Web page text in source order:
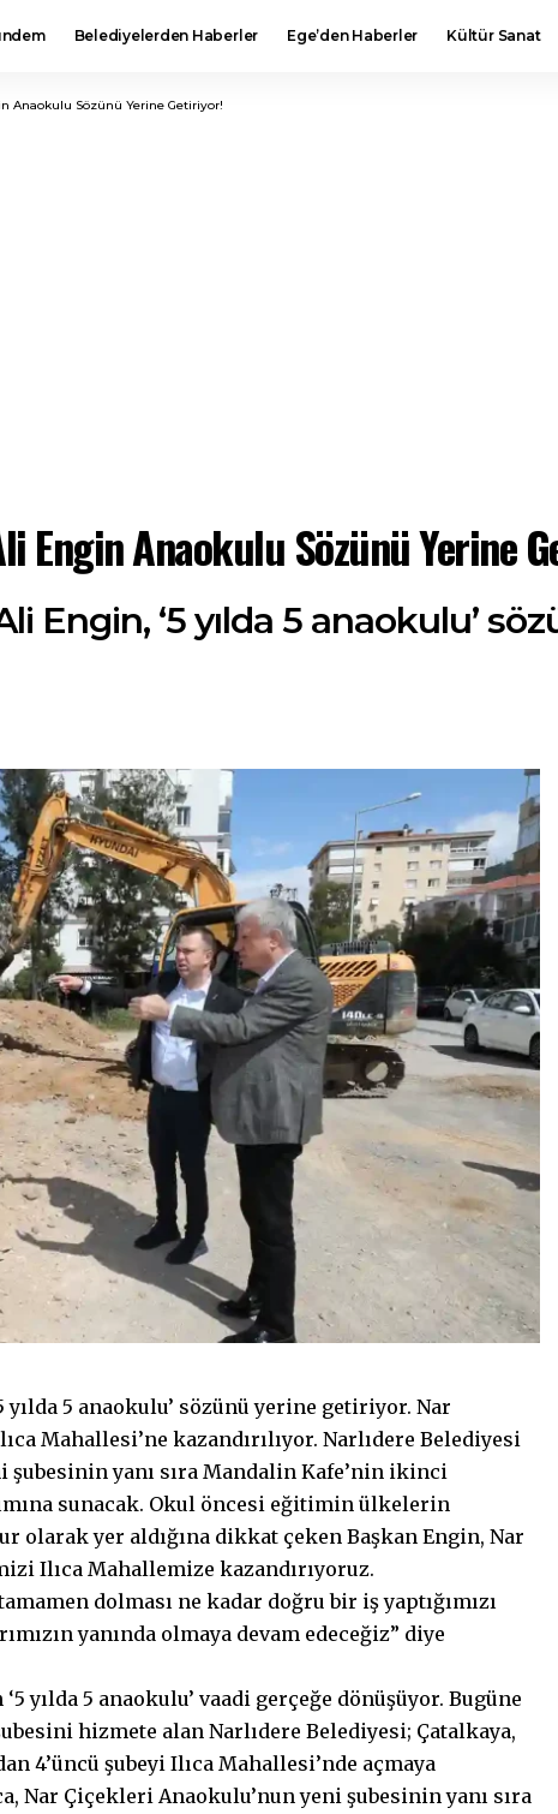
Belediyelerden Haberler Ege’den Haberler Kültür Sanat
Anaokulu Sözünü Yerine Getiriyor!
Engin Anaokulu Sözünü Yerine
Engin, ‘5 yılda 5 anaokulu’
yılda 5 anaokulu’ sözünü yerine getiriyor. Nar
Mahallesi’ne kazandırılıyor. Narlıdere Belediyesi
şubesinin yanı sıra Mandalin Kafe’nin ikinci
sunacak. Okul öncesi eğitimin ülkelerin
yer aldığına dikkat çeken Başkan Engin, Nar
Ilıca Mahallemize kazandırıyoruz.
dolması ne kadar doğru bir iş yaptığımızı
yanında olmaya devam edeceğiz” diye
yılda 5 anaokulu’ vaadi gerçeğe dönüşüyor. Bugüne
hizmete alan Narlıdere Belediyesi; Çatalkaya,
4’üncü şubeyi Ilıca Mahallesi’nde açmaya
Nar Çiçekleri Anaokulu’nun yeni şubesinin yanı sıra